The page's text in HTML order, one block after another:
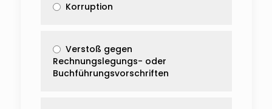
Korruption
Verstoß gegen
Rechnungslegungs- oder
Buchführungsvorschriften